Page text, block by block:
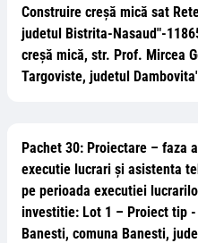
Construire creșă mică sat
judetul Bistrita-Nasaud"-
creșă mică, str. Prof. Mircea
Targoviste, judetul
Pachet 30: Proiectare – faza
executie lucrari și asistenta
pe perioada executiei
investitie: Lot 1 – Proiect tip
Banesti, comuna Banesti,